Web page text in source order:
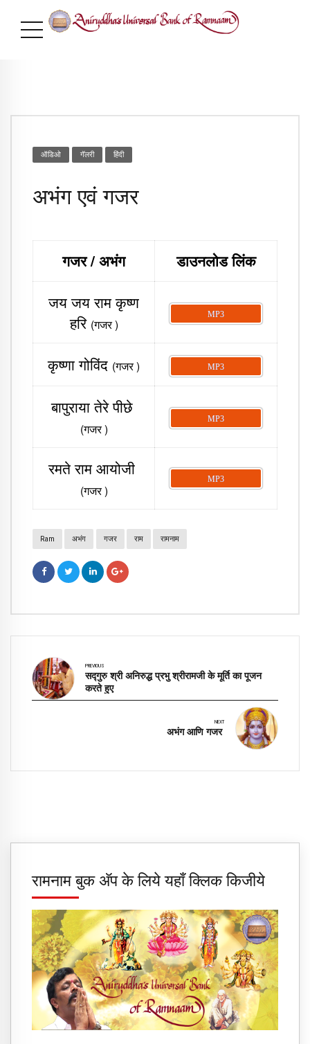
ऑडिओ गॅलरी ​हिंदी
अभंग एवं गजर
गजर / अभंग डाउनलोड लिंक
जय जय राम कृष्ण
हरि ​ (गजर )
MP3
कृष्णा गोविंद (गजर ) MP3
​बापुराया तेरे पीछे ​
(गजर )
MP3
रमते राम आयोजी ​
(गजर )
MP3
Ram अभंग गजर राम रामनाम
PREVIOUS
सद्‍गुरु श्री अनिरुद्ध प्रभु श्रीरामजी के मूर्ति का पूजन
करते हुए ​
NEXT
​अभंग आणि गजर ​
रामनाम बुक अ‍ॅप के लिये यहाँ क्लिक किजीये